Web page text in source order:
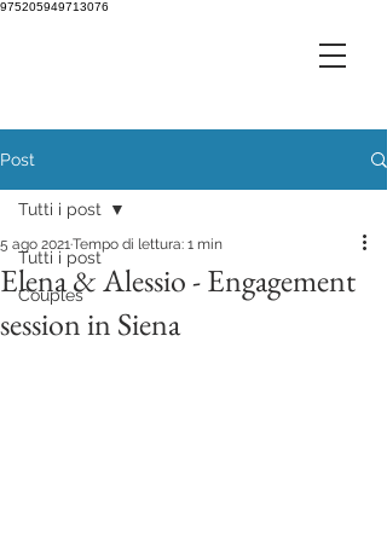
975205949713076
Post
Tutti i post
Couples
Tutti i post
Elena & Alessio - Engagement
session in Siena
5 ago 2021Tempo di lettura: 1 min